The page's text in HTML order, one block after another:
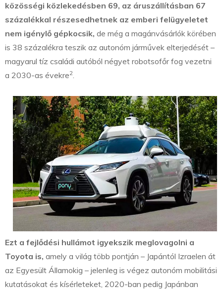
közösségi közlekedésben 69, az áruszállításban 67
százalékkal részesedhetnek az emberi felügyeletet
nem igénylő gépkocsik, de még a magánvásárlók körében
is 38 százalékra teszik az autonóm járművek elterjedését –
magyarul tíz családi autóból négyet robotsofőr fog vezetni
a 2030-as évekre2.
Ezt a fejlődési hullámot igyekszik meglovagolni a
Toyota is, amely a világ több pontján – Japántól Izraelen át
az Egyesült Államokig – jelenleg is végez autonóm mobilitási
kutatásokat és kísérleteket, 2020-ban pedig Japánban